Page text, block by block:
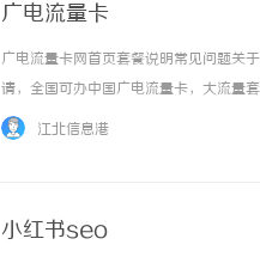
广电流量卡
广电流量卡网首页套餐说明常见问题关
请，全国可办中国广电流量卡，大流量
击流量卡办理入口查看最新套餐。流
江北信息港
小红书seo